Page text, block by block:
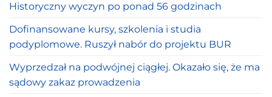
Historyczny wyczyn po ponad 56 godzinach
Dofinansowane kursy, szkolenia i studia
podyplomowe. Ruszył nabór do projektu BUR
Wyprzedzał na podwójnej ciągłej. Okazało się, że ma
sądowy zakaz prowadzenia